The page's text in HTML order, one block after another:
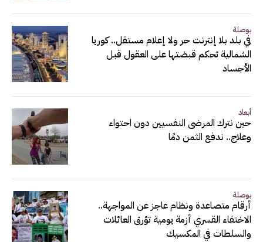
بوصلة
في بلد بلا إنترنت حر ولا إعلام مستقل.. كوريا
الشمالية تحكم قبضتها على العقول قبل
الأجساد
أبعاد
حين نترك المرضى النفسيين دون احتواء
وعلاج.. ندفع الثمن دمًا
بوصلة
أرقام متصاعدة ونظام عاجز عن المواجهة..
الاختفاء القسري أزمة يومية تؤرق العائلات
والسلطات في المكسيك